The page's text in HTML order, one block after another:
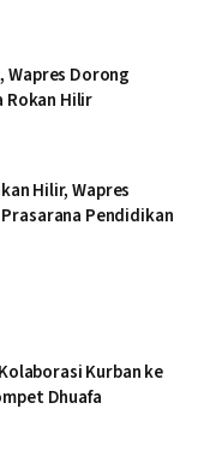
Wapres Dorong
Rokan Hilir
Hilir, Wapres
Pendidikan
Kurban ke
Dhuafa